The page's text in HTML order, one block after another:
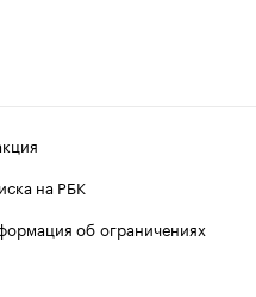
на РБК
об ограничениях